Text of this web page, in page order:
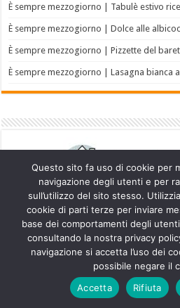
È sempre mezzogiorno | Tabulè estivo
È sempre mezzogiorno | Dolce alle
È sempre mezzogiorno | Pizzette del
È sempre mezzogiorno | Lasagna bianca
Powered byWordPress|
© Copyright 2026, All
Questo sito fa uso di cookie per
navigazione degli utenti e per
sull’utilizzo del sito stesso.
cookie di parti terze per inviare
base dei comportamenti degli
consultando la nostra privacy
navigazione si accetta l’uso dei
possibile negare il
Accetta
Rifiuta